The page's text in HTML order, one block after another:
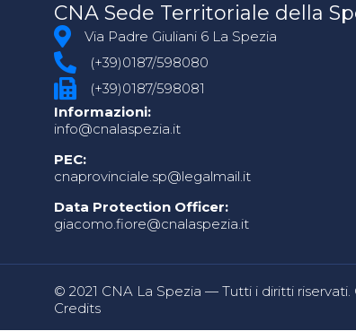
CNA Sede Territoriale della
Via Padre Giuliani 6 La Spezia
(+39)0187/598080
(+39)0187/598081
Informazioni:
info@cnalaspezia.it
PEC:
cnaprovinciale.sp@legalmail.it
Data Protection Officer:
giacomo.fiore@cnalaspezia.it
© 2021 CNA La Spezia — Tutti i diritti riservati.
Credits